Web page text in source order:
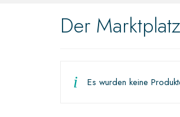
Der
Es wurden keine